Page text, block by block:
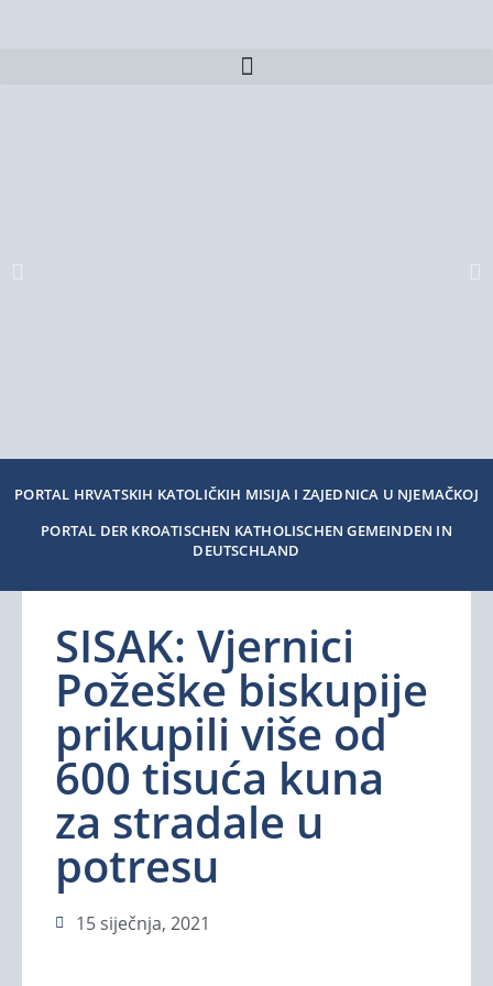
PORTAL HRVATSKIH KATOLIČKIH MISIJA I ZAJEDNICA U NJEMAČKOJ
PORTAL DER KROATISCHEN KATHOLISCHEN GEMEINDEN IN
DEUTSCHLAND
SISAK: Vjernici
Požeške biskupije
prikupili više od
600 tisuća kuna
za stradale u
potresu
15 siječnja, 2021